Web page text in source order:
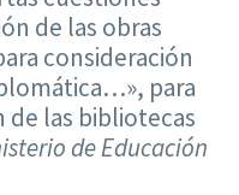
de las obras
consideración
para
de las bibliotecas
de Educación